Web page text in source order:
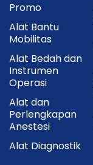
Promo
Alat Bantu
Mobilitas
Alat Bedah dan
Instrumen
Operasi
Alat dan
Perlengkapan
Anestesi
Alat Diagnostik